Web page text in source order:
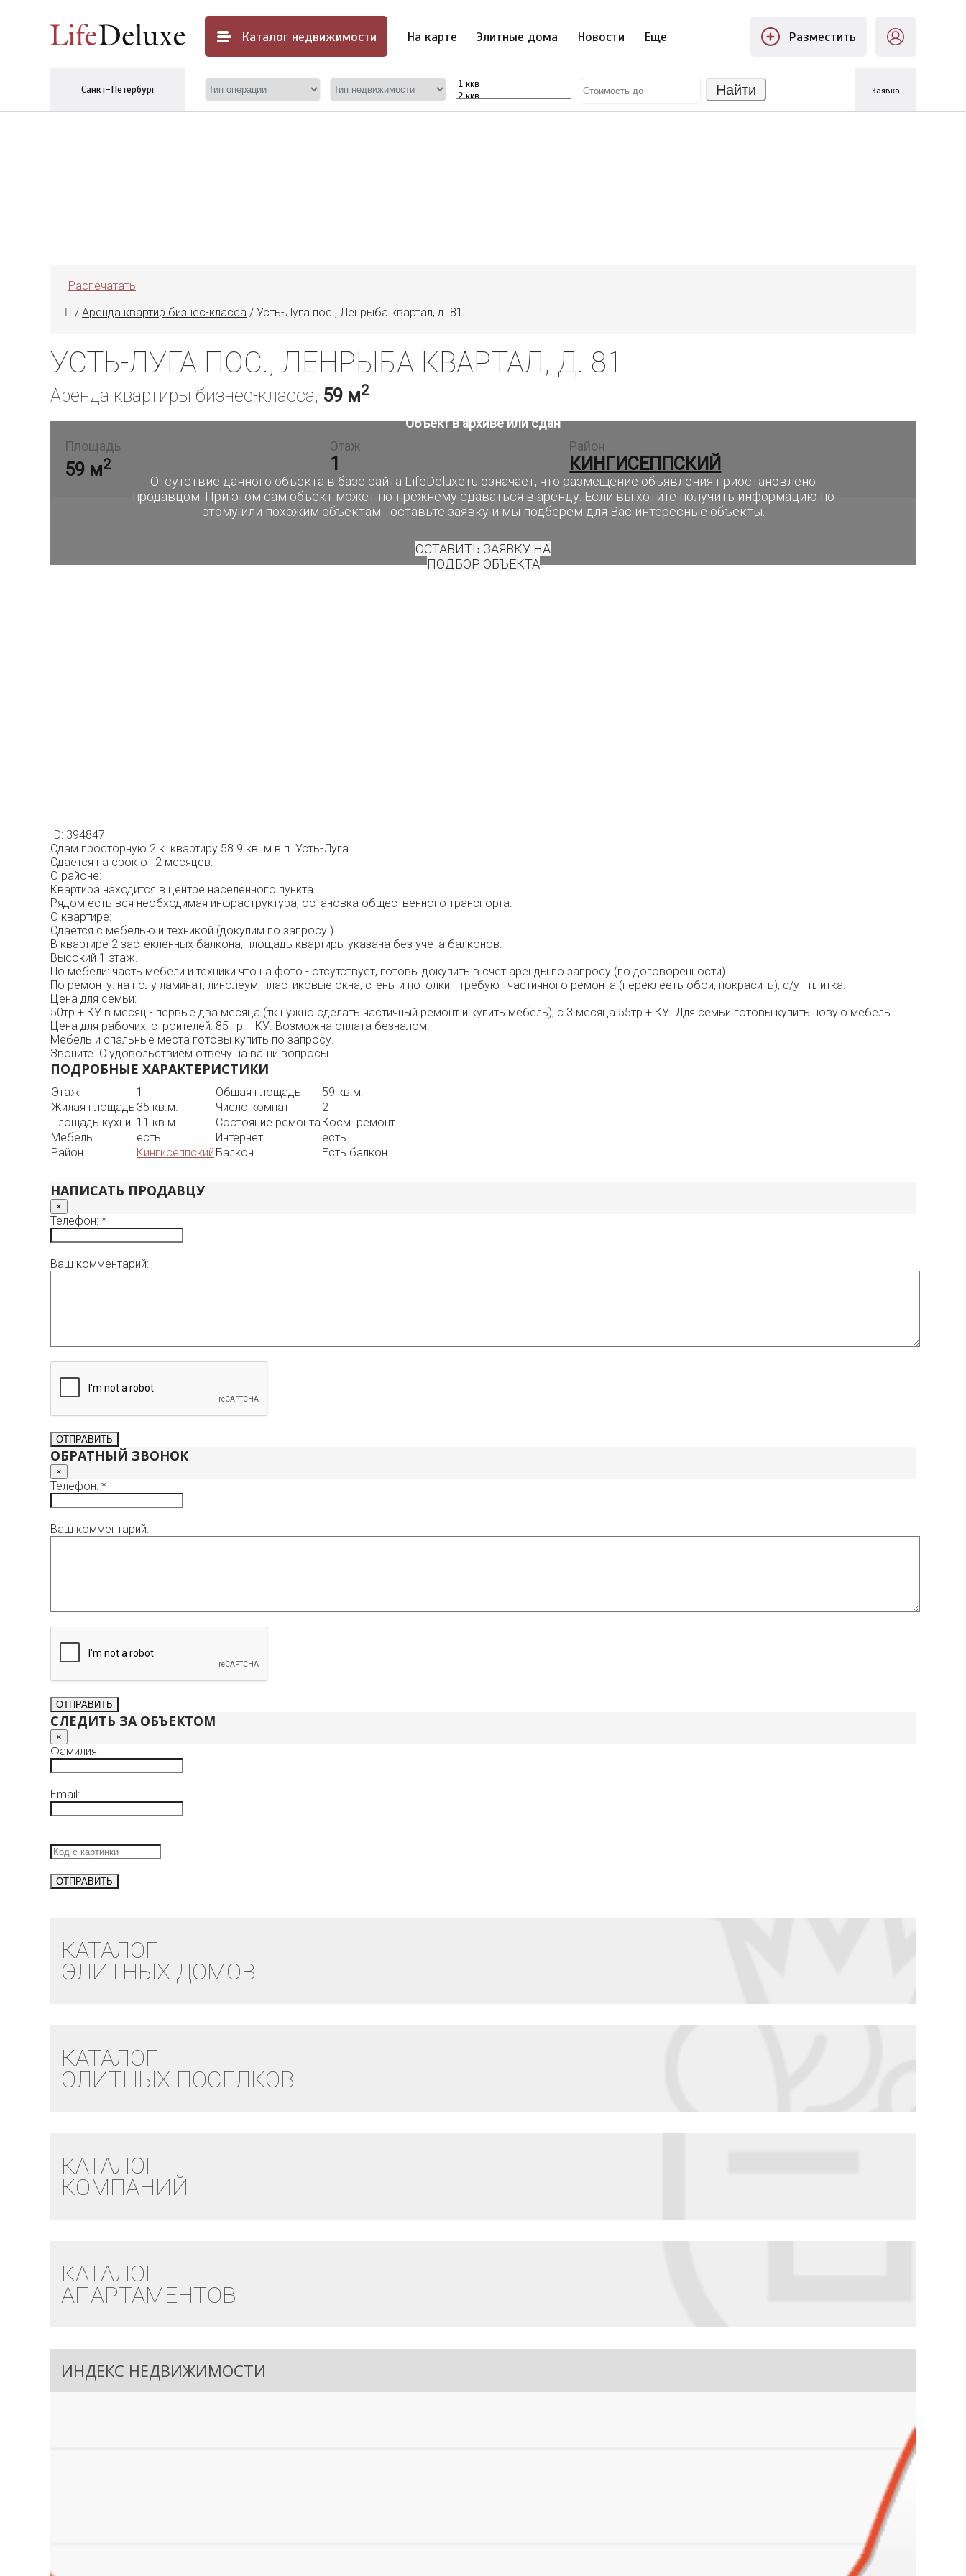
Каталог недвижимости На карте Элитные дома Новости Еще Разместить
Санкт-Петербург Найти Заявка
Распечатать
/ Аренда квартир бизнес-класса / Усть-Луга пос., Ленрыба квартал, д. 81
УСТЬ-ЛУГА ПОС., ЛЕНРЫБА КВАРТАЛ, Д. 81
Аренда квартиры бизнес-класса, 59 м2
Объект в архиве или сдан
Отсутствие данного объекта в базе сайта LifeDeluxe.ru означает, что размещение объявления приостановлено
продавцом. При этом сам объект может по-прежнему сдаваться в аренду. Если вы хотите получить информацию по
этому или похожим объектам - оставьте заявку и мы подберем для Вас интересные объекты.
ОСТАВИТЬ ЗАЯВКУ НА
ПОДБОР ОБЪЕКТА
Площадь
59 м2
Этаж
1
Район
КИНГИСЕППСКИЙ
ID: 394847
Сдам просторную 2 к. квартиру 58.9 кв. м в п. Усть-Луга.
Сдается на срок от 2 месяцев.
О районе:
Квартира находится в центре населенного пункта.
Рядом есть вся необходимая инфраструктура, остановка общественного транспорта.
О квартире:
Сдается с мебелью и техникой (докупим по запросу.).
В квартире 2 застекленных балкона, площадь квартиры указана без учета балконов.
Высокий 1 этаж.
По мебели: часть мебели и техники что на фото - отсутствует, готовы докупить в счет аренды по запросу (по договоренности).
По ремонту: на полу ламинат, линолеум, пластиковые окна, стены и потолки - требуют частичного ремонта (переклееть обои, покрасить), с/у - плитка.
Цена для семьи:
50тр + КУ в месяц - первые два месяца (тк нужно сделать частичный ремонт и купить мебель), с 3 месяца 55тр + КУ. Для семьи готовы купить новую мебель.
Цена для рабочих, строителей: 85 тр + КУ. Возможна оплата безналом.
Мебель и спальные места готовы купить по запросу.
Звоните. С удовольствием отвечу на ваши вопросы.
ПОДРОБНЫЕ ХАРАКТЕРИСТИКИ
Этаж 1 Общая площадь
59 кв.м.
Жилая площадь 35 кв.м. Число комнат
2
Площадь кухни 11 кв.м. Состояние ремонта Косм. ремонт
Мебель
есть Интернет
есть
Район
Кингисеппский Балкон Есть балкон
НАПИСАТЬ ПРОДАВЦУ
×
Телефон: *
Ваш комментарий:
ОБРАТНЫЙ ЗВОНОК
×
Телефон: *
Ваш комментарий:
СЛЕДИТЬ ЗА ОБЪЕКТОМ
×
Фамилия:
Email:
КАТАЛОГ
ЭЛИТНЫХ ДОМОВ
КАТАЛОГ
ЭЛИТНЫХ ПОСЕЛКОВ
КАТАЛОГ
КОМПАНИЙ
КАТАЛОГ
АПАРТАМЕНТОВ
ИНДЕКС НЕДВИЖИМОСТИ